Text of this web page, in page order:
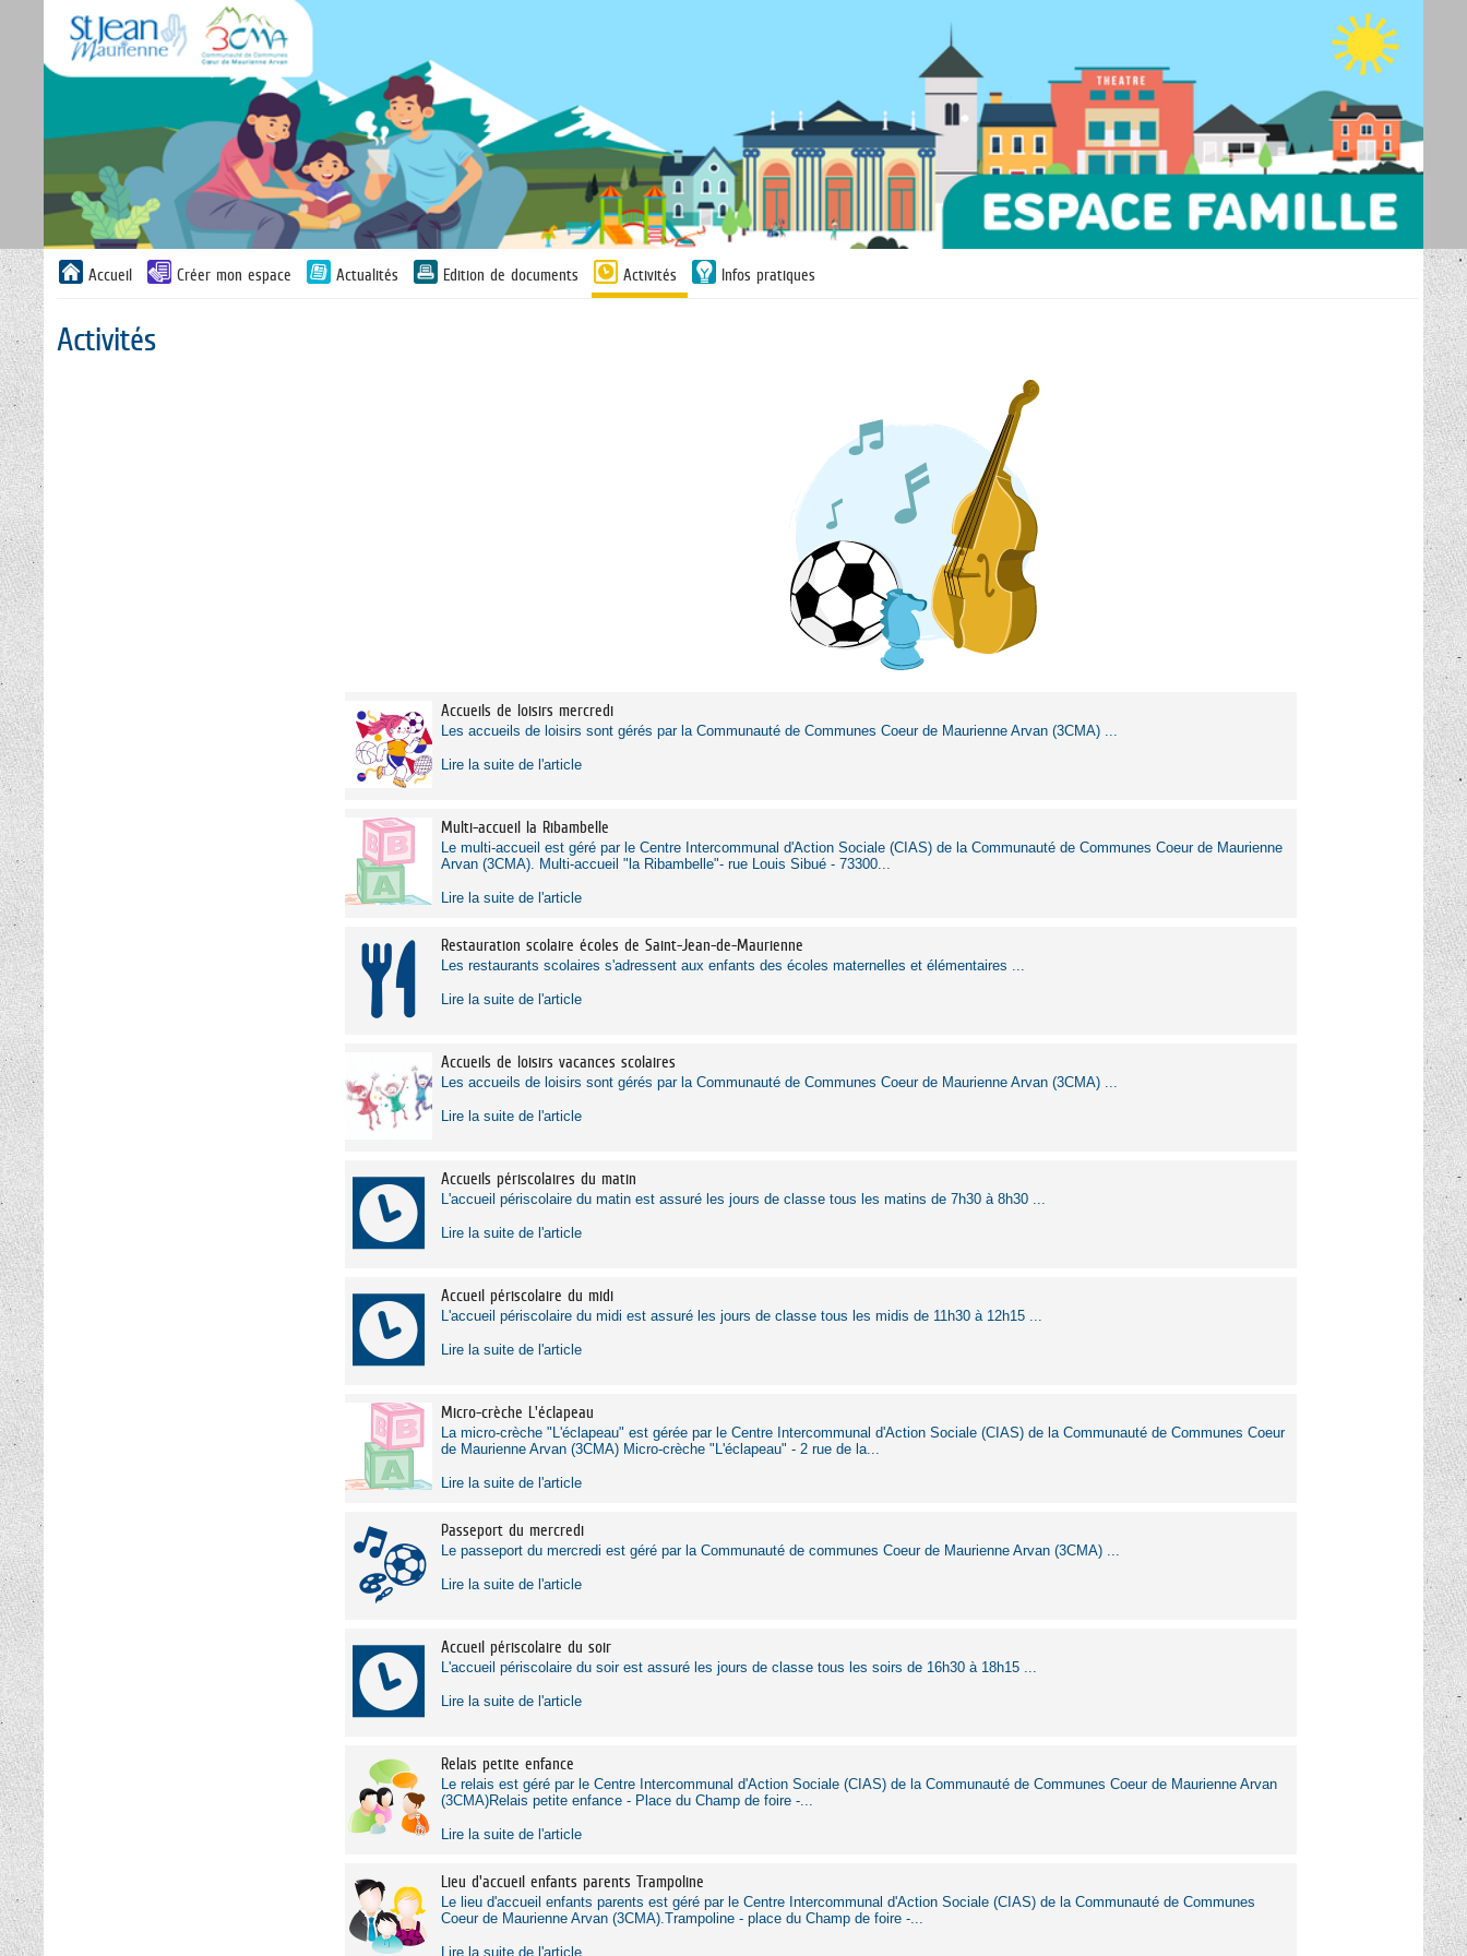
Liste
des
Accueil Créer mon espace Actualités Edition de documents Activités Infos pratiques
Activités
Accueils de loisirs mercredi
Les accueils de loisirs sont gérés par la Communauté de Communes Coeur de Maurienne Arvan (3CMA) ...
Lire la suite de l'article
Multi-accueil la Ribambelle
Le multi-accueil est géré par le Centre Intercommunal d'Action Sociale (CIAS) de la Communauté de Communes Coeur de Maurienne
Arvan (3CMA). Multi-accueil "la Ribambelle"- rue Louis Sibué - 73300...
Lire la suite de l'article
Restauration scolaire écoles de Saint-Jean-de-Maurienne
Les restaurants scolaires s'adressent aux enfants des écoles maternelles et élémentaires ...
Lire la suite de l'article
Accueils de loisirs vacances scolaires
Les accueils de loisirs sont gérés par la Communauté de Communes Coeur de Maurienne Arvan (3CMA) ...
Lire la suite de l'article
Accueils périscolaires du matin
L'accueil périscolaire du matin est assuré les jours de classe tous les matins de 7h30 à 8h30 ...
Lire la suite de l'article
Accueil périscolaire du midi
L'accueil périscolaire du midi est assuré les jours de classe tous les midis de 11h30 à 12h15 ...
Lire la suite de l'article
Micro-crèche L'éclapeau
La micro-crèche "L'éclapeau" est gérée par le Centre Intercommunal d'Action Sociale (CIAS) de la Communauté de Communes Coeur
de Maurienne Arvan (3CMA) Micro-crèche "L'éclapeau" - 2 rue de la...
Lire la suite de l'article
Passeport du mercredi
Le passeport du mercredi est géré par la Communauté de communes Coeur de Maurienne Arvan (3CMA) ...
Lire la suite de l'article
Accueil périscolaire du soir
L'accueil périscolaire du soir est assuré les jours de classe tous les soirs de 16h30 à 18h15 ...
Lire la suite de l'article
Relais petite enfance
Le relais est géré par le Centre Intercommunal d'Action Sociale (CIAS) de la Communauté de Communes Coeur de Maurienne Arvan
(3CMA)Relais petite enfance - Place du Champ de foire -...
Lire la suite de l'article
Lieu d'accueil enfants parents Trampoline
Le lieu d'accueil enfants parents est géré par le Centre Intercommunal d'Action Sociale (CIAS) de la Communauté de Communes
Coeur de Maurienne Arvan (3CMA).Trampoline - place du Champ de foire -...
Lire la suite de l'article